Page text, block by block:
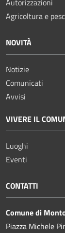
Autorizzazioni
Agricoltura e
NOVITÀ
Notizie
Comunicati
Avvisi
VIVERE IL
Luoghi
Eventi
CONTATTI
Comune di
Piazza Michele